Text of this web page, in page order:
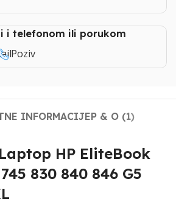
i telefonom ili porukom
Poziv
INFORMACIJEP & O (1)
HP EliteBook
830 840 846 G5